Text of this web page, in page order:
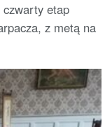
etap
z metą na